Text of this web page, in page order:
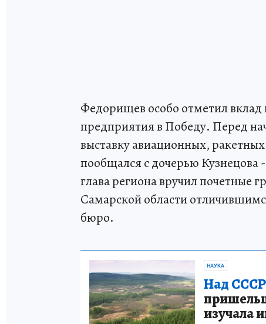
Федорищев особо отметил вклад
предприятия в Победу. Перед
выставку авиационных,
пообщался с дочерью
глава региона вручил почетные
Самарской области
бюро.
НАУКА
Над СССР
изучала